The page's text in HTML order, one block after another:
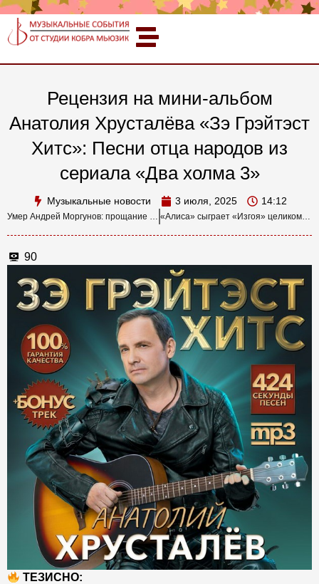
Рецензия на мини-альбом
Анатолия Хрусталёва «Зэ Грэйтэст
Хитс»: Песни отца народов из
сериала «Два холма 3»
Музыкальные новости 3 июля, 2025 14:12
Умер Андрей Моргунов: прощание с легендой электронной музыки и участником «Новой коллекции» «Алиса» сыграет «Изгоя» целиком: юбилейный концерт 20-летия альбома
90
ТЕЗИСНО: